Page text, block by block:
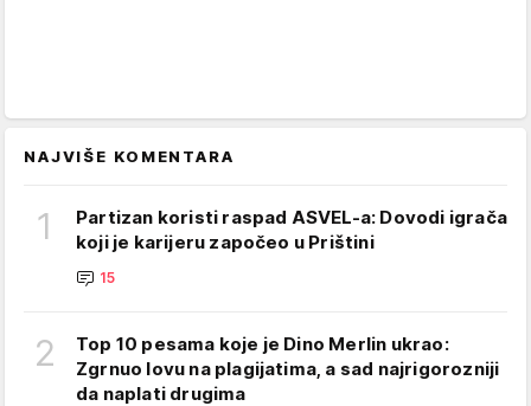
NAJVIŠE KOMENTARA
1
Partizan koristi raspad ASVEL-a: Dovodi igrača
koji je karijeru započeo u Prištini
15
2
Top 10 pesama koje je Dino Merlin ukrao:
Zgrnuo lovu na plagijatima, a sad najrigorozniji
da naplati drugima